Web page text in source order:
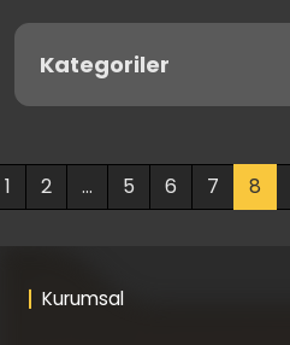
Kategoriler
1 2 ... 5 6 7 8
Kurumsal